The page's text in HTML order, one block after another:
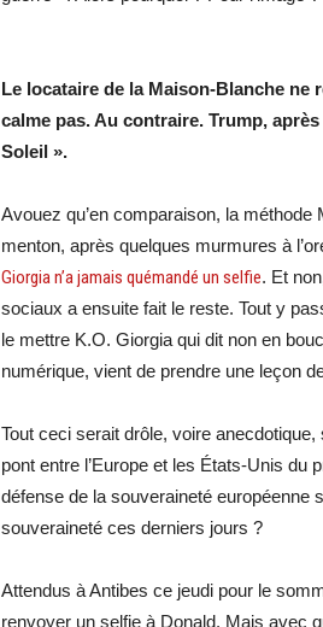
Le locataire de la Maison-Blanche
calme pas. Au contraire. Trump,
Soleil ».
Avouez qu’en comparaison, la
menton, après quelques murmures à
Giorgia n’a jamais quémandé un selfie. Et
sociaux a ensuite fait le reste. Tout y
le mettre K.O. Giorgia qui dit non en
numérique, vient de prendre une leçon
Tout ceci serait drôle, voire anecdotique,
pont entre l’Europe et les États-Unis du
défense de la souveraineté européenne
souveraineté ces derniers jours ?
Attendus à Antibes ce jeudi pour le
renvoyer un selfie à Donald. Mais avec